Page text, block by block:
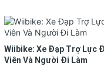
Wiibike: Xe Đạp Trợ Lực
Viên Và Người Đi Làm